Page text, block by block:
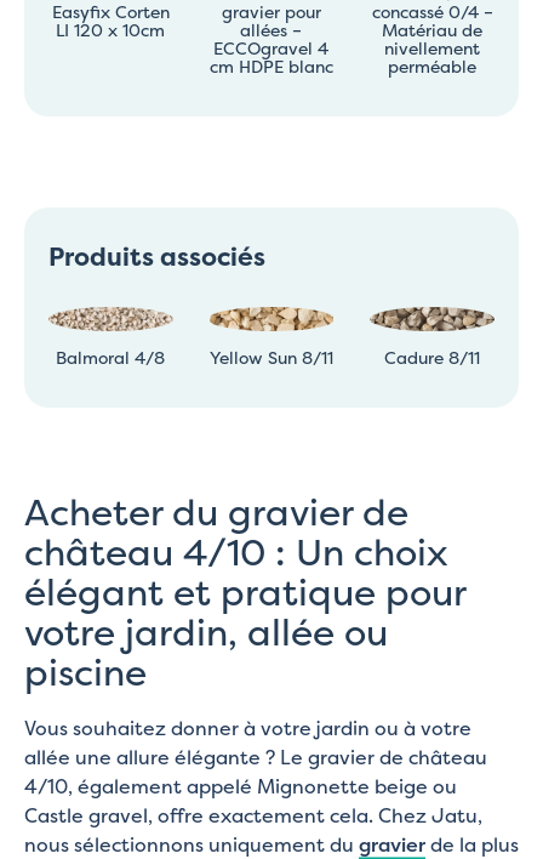
Easyfix Corten
LI 120 x 10cm
gravier pour
allées –
ECCOgravel 4
cm HDPE blanc
concassé 0/4 –
Matériau de
nivellement
perméable
Produits associés
Balmoral 4/8 Yellow Sun 8/11 Cadure 8/11
Acheter du gravier de
château 4/10 : Un choix
élégant et pratique pour
votre jardin, allée ou
piscine
Vous souhaitez donner à votre jardin ou à votre
allée une allure élégante ? Le gravier de château
4/10, également appelé Mignonette beige ou
Castle gravel, offre exactement cela. Chez Jatu,
nous sélectionnons uniquement du gravierde la plus